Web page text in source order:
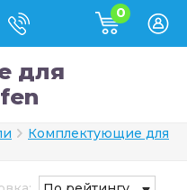
0
для
Комплектующие для